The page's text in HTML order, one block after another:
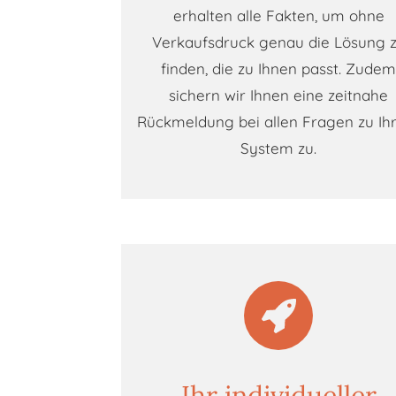
erhalten alle Fakten, um ohne
Verkaufsdruck genau die Lösung
finden, die zu Ihnen passt. Zudem
sichern wir Ihnen eine zeitnahe
Rückmeldung bei allen Fragen zu
System zu.